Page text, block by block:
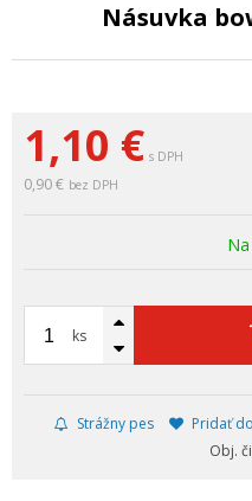
1,10 € s DPH
0,90 € bez DPH
ks
Strážny pes Pridať
Obj.
Násuvka